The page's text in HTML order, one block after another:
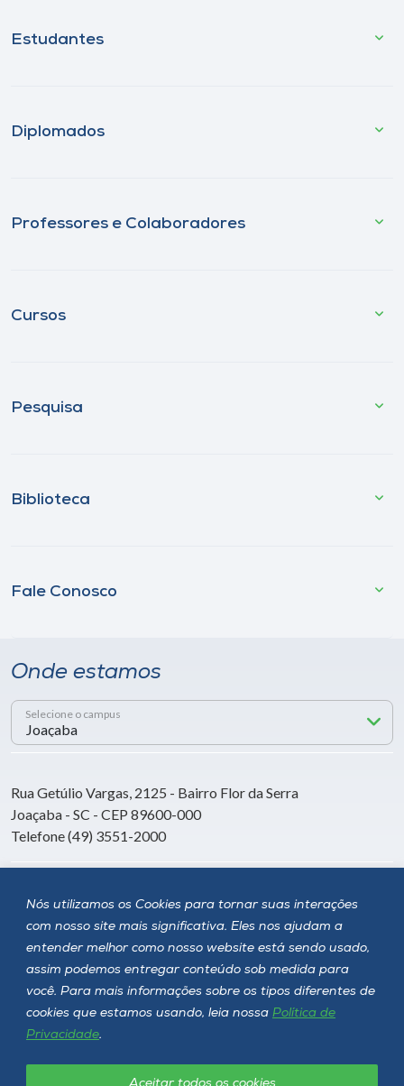
Nós utilizamos os Cookies para tornar suas interações
com nosso site mais significativa. Eles nos ajudam a
entender melhor como nosso website está sendo usado,
assim podemos entregar conteúdo sob medida para
você. Para mais informações sobre os tipos diferentes de
cookies que estamos usando, leia nossa Política de
Privacidade.
Aceitar todos os cookies
Estudantes
Diplomados
Professores e Colaboradores
Cursos
Pesquisa
Biblioteca
Fale Conosco
Onde estamos
Selecione o campus
Rua Getúlio Vargas, 2125 - Bairro Flor da Serra
Joaçaba - SC - CEP 89600-000
Telefone (49) 3551-2000
Siga a Unoesc